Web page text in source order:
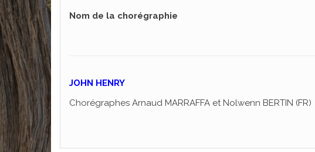
Nom de la chorégraphie
JOHN HENRY
Chorégraphes Arnaud MARRAFFA et Nolwenn BERTIN (FR)